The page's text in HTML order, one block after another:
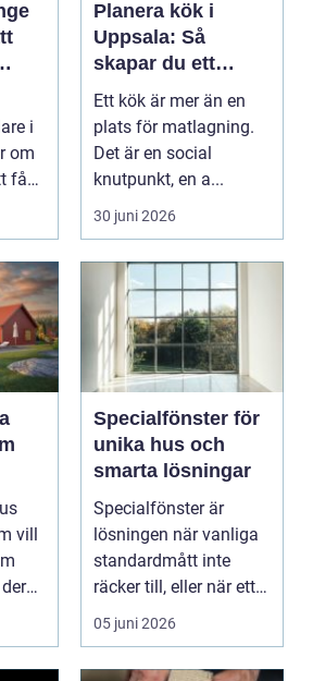
i
om
få
Planera kök i
Uppsala: Så
skapar du ett
funktionellt och
hållbart kök
Ett kök är mer än en
plats för matlagning.
Det är en social
knutpunkt, en a...
30 juni 2026
vill
Specialfönster för
unika hus och
smarta lösningar
Specialfönster är
lösningen när vanliga
standardmått inte
räcker till, eller när ett
hus behöver fön...
05 juni 2026